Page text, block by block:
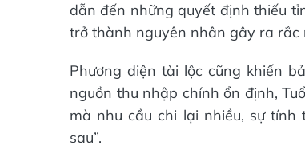
dẫn đến những quyết định thiếu
trở thành nguyên nhân gây ra rắc
Phương diện tài lộc cũng khiến
nguồn thu nhập chính ổn định,
mà nhu cầu chi lại nhiều, sự
sau”.